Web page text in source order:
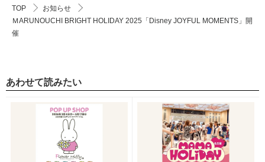
TOP
お知らせ
ＭARUNOUCHI BRIGHT HOLIDAY 2025「Disney JOYFUL MOMENTS」開
催
あわせて読みたい